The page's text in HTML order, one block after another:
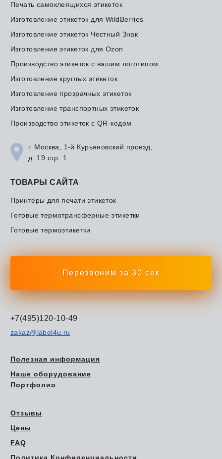
Печать самоклеящихся этикеток
Изготовление этикеток для WildBerries
Изготовление этикеток Честный Знак
Изготовление этикеток для Ozon
Производство этикеток с вашим логотипом
Изготовление круглых этикеток
Изготовление прозрачных этикеток
Изготовление транспортных этикеток
Производство этикеток с QR-кодом
г. Москва, 1-й Курьяновский проезд,
д. 19 стр. 1.
ТОВАРЫ САЙТА
Принтеры для печати этикеток
Готовые термотрансферные этикетки
Готовые термоэтикетки
Перезвоним за 30 сек
+7(495)120-10-49
zakaz@label4u.ru
Полезная информация
Наше оборудование
Портфолио
Отзывы
Цены
FAQ